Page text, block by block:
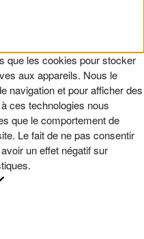
que les cookies pour stocker
aux appareils. Nous le
navigation et pour afficher des
ces technologies nous
que le comportement de
Le fait de ne pas consentir
un effet négatif sur